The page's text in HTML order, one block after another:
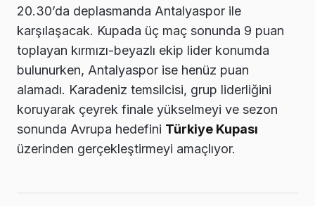
20.30’da deplasmanda Antalyaspor ile
karşılaşacak. Kupada üç maç sonunda 9 puan
toplayan kırmızı-beyazlı ekip lider konumda
bulunurken, Antalyaspor ise henüz puan
alamadı. Karadeniz temsilcisi, grup liderliğini
koruyarak çeyrek finale yükselmeyi ve sezon
sonunda Avrupa hedefini Türkiye Kupası
üzerinden gerçekleştirmeyi amaçlıyor.